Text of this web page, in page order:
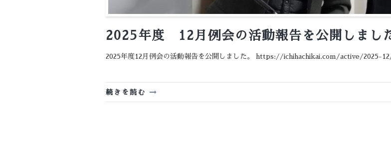
2025年度 12月例会の活動報告を公開しまし
2025年度12月例会の活動報告を公開しました。 https://ichihachikai.com/active/2025-
続きを読む